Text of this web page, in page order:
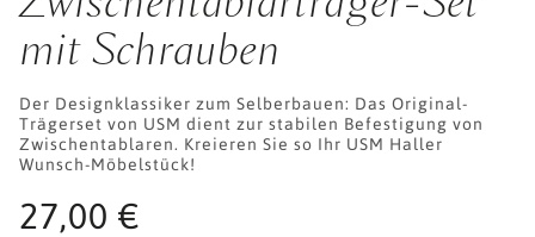
mit Schrauben
Der Designklassiker zum Selberbauen: Das Original-
Trägerset von USM dient zur stabilen Befestigung von
Zwischentablaren. Kreieren Sie so Ihr USM Haller
Wunsch-Möbelstück!
27,00 €